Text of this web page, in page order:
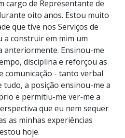
cargo de Representante de
oito anos. Estou muito
que tive nos Serviços de
a construir em mim um
anteriormente. Ensinou-me
disciplina e reforçou as
comunicação - tanto verbal
tudo, a posição ensinou-me a
e permitiu-me ver-me a
que eu nem sequer
as minhas experiências
hoje.